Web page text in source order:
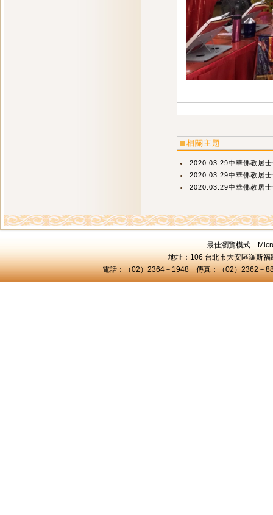
相關主題
2020.03.29中華佛教居
2020.03.29中華佛教居
2020.03.29中華佛教居
最佳瀏覽模式
地址：106 台北市大安區羅斯
電話：（02）2364－1948 傳真：（02）2362－